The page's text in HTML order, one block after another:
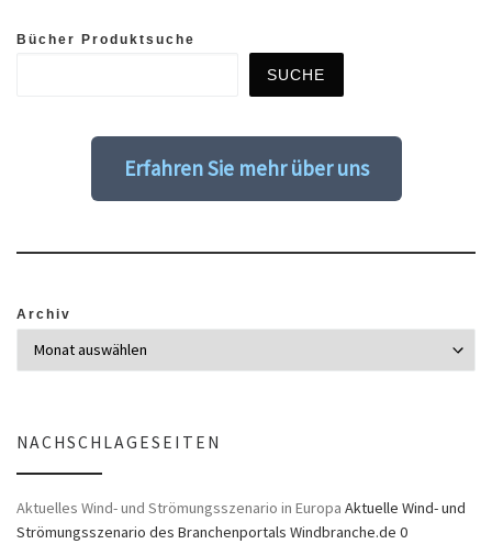
Bücher Produktsuche
SUCHE
Erfahren Sie mehr über uns
Archiv
NACHSCHLAGESEITEN
Aktuelles Wind- und Strömungsszenario in Europa Aktuelle Wind- und
Strömungsszenario des Branchenportals Windbranche.de 0